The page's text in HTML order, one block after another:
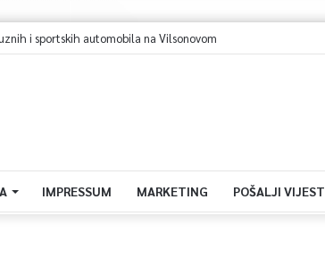
u avgustu centar regiona: Stižu lideri evropskih gradova
IMPRESSUM MARKETING POŠALJI VIJEST